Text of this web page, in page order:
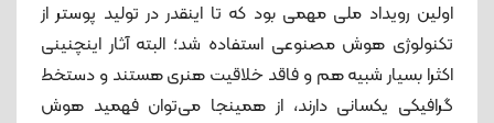
اولین رویداد ملی مهمی بود که تا اینقدر در تولید پوستر از
تکنولوژی هوش مصنوعی استفاده شد؛ البته آثار اینچنینی
اکثرا بسیار شبیه هم و فاقد خلاقیت هنری هستند و دستخط
گرافیکی یکسانی دارند، از همینجا می‌توان فهمید هوش